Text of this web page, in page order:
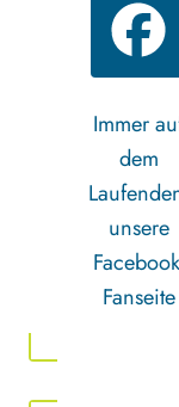
Immer
dem
unsere
Fanseite